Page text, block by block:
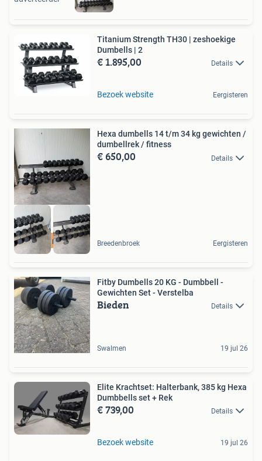
Titanium Strength TH30 | zeshoekige
Dumbells | 2
€ 1.895,00 Details
Bezoek website Eergisteren
levering mogelijk
Hexa dumbells 14 t/m 34 kg gewichten /
dumbellrek / fitness
€ 650,00 Details
Breedenbroek Eergisteren
Fitby Dumbells 20 KG - Dumbbell -
Gewichten Set - Verstelba
Bieden Details
Swalmen 19 jul 26
Elite Krachtset: Halterbank, 385 kg Hexa
Dumbbells set + Rek
€ 739,00 Details
Bezoek website 19 jul 26